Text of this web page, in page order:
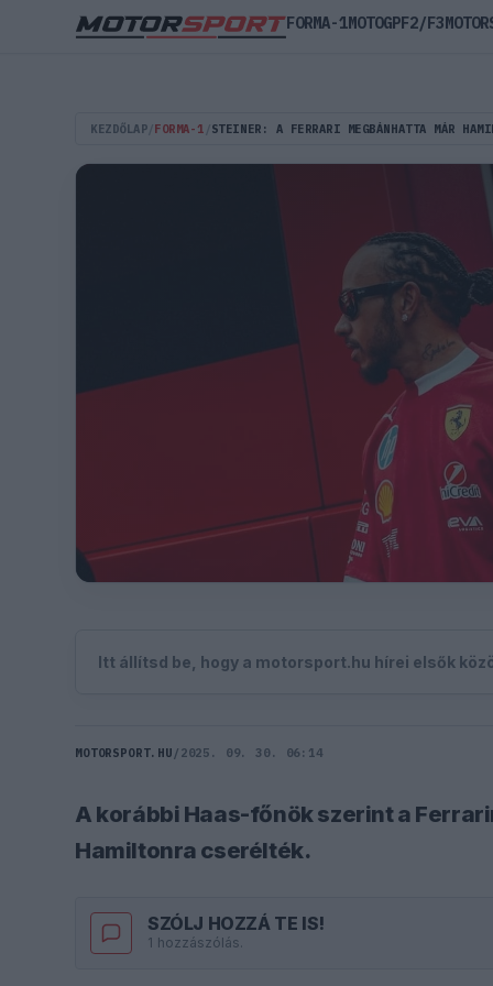
KEZDŐLAP FORMA-1 STEINER: A FERRARI MEGBÁNHATTA MÁR
Itt állítsd be, hogy a motorsport.hu hírei elsők
MOTORSPORT.HU / 2025. 09. 30. 06:14
A korábbi Haas-főnök szerint a
Hamiltonra cserélték.
SZÓLJ HOZZÁ TE IS!
1 hozzászólás.
FORMA-1MOTOGPF2/F3